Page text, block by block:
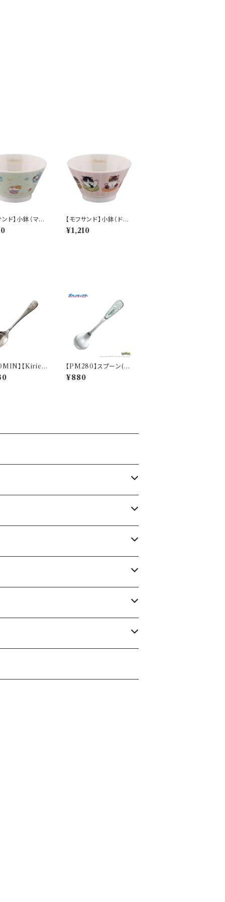
ンド】小鉢（マカ
MFS10】MFS11
【モフサンド】小鉢（ドー
ナツ）【MFS10】MFS1
2-352
¥1,210
】【Kirie
すくいやすいス
ムーミン）【MM
【PM280】スプーン(ゼ
ニガメ)【Daily Sketch】
PM283-850
¥880